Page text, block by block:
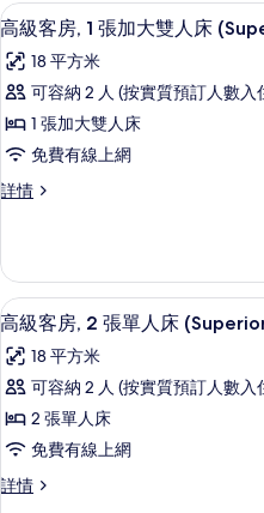
化
床
(Junior
King
Suite)
的
相
Suite)
詳
情
特
大
雙
人
床
及
梳
化
床
(Executive
King
Room)
的
相
特
雙
人
及
梳
King
Room)
詳
情
載
入
所
有
高
級
客
1
張
加
大
雙
人
床
(Superior
9
高級客房, 1 張加大雙人床
18 平方米
可容納 2 人 (按實質預訂人數入
1 張加大雙人床
免費有線上網
詳情
高
1
張
加
雙
人
(Superior
Queen
詳
載
入
所
有
高
級
客
8
高級客房, 2 張單人床
18 平方米
可容納 2 人 (按實質預訂人數入
2 張單人床
免費有線上網
詳情
高